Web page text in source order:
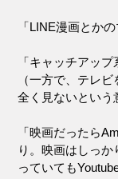
「LINE漫画とか
「キャッチアッ
（一方で、テレ
全く見ないという
「映画だったら
り。映画はしっ
っていても